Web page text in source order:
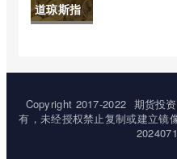
近20年走
道琼斯指
(道琼斯指
数有哪些
Copyright 2017-2022 期货投
有，未经授权禁止复制或建立镜